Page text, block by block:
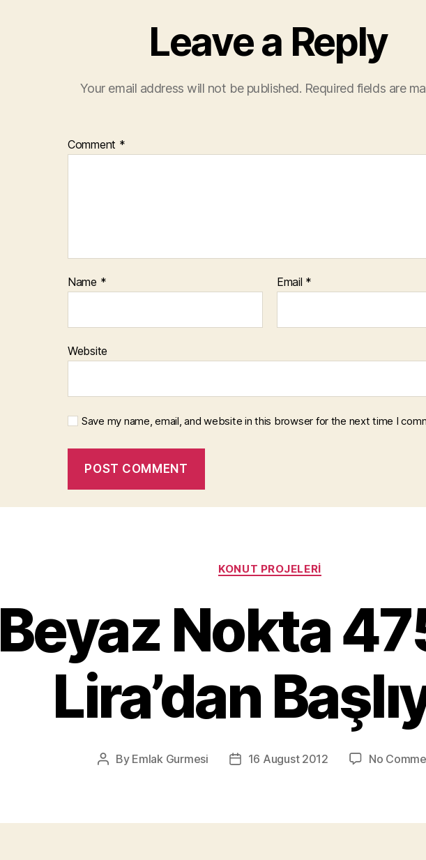
Leave a Reply
Your email address will not be published. Required fields are
Comment *
Name * Email *
Website
Save my name, email, and website in this browser for the next time I
Categories
KONUT PROJELERI
Beyaz Nokta
Lira’dan
Post
By Emlak Gurmesi
Post16 August 2012 No